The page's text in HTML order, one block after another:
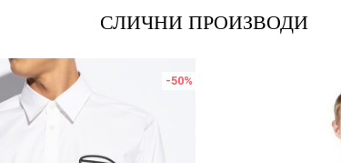
СЛИЧНИ ПРОИЗВОДИ
-50%